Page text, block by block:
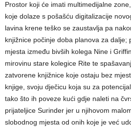
Prostor koji će imati multimedijalne
koje dolaze s pošašću digitalizacije
lavina krene teško se zaustavlja pa
knjižnice počinje doba planova za dalje;
mjesta između bivših kolega Nine i
mirovinu stare kolegice Rite te
zatvorene knjižnice koje ostaju bez
knjige, svoju dječicu koja su za
tako što ih poveze kući gdje naleti na
prijateljice Surinder jer u njihovom
slobodnog mjesta od onih koje je već